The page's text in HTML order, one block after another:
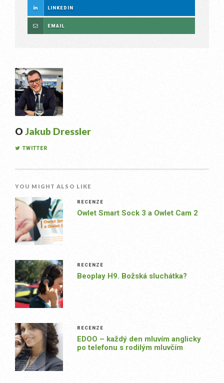
LINKEDIN
EMAIL
O Jakub Dressler
TWITTER
YOU MIGHT ALSO LIKE
RECENZE
Owlet Smart Sock 3 a Owlet Cam 2
RECENZE
Beoplay H9. Božská sluchátka?
RECENZE
EDOO – každý den mluvím anglicky
po telefonu s rodilým mluvčím